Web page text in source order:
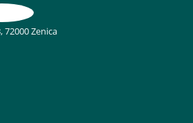
72000 Zenica